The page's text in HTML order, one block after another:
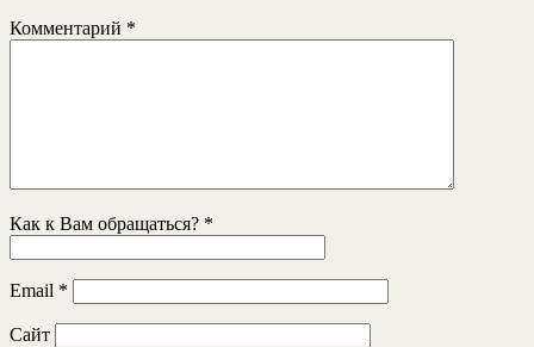
Комментарий *
Как к Вам обращаться? *
Email *
Сайт